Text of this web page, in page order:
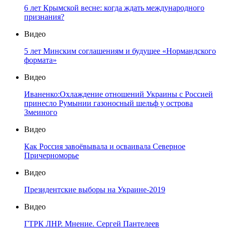
6 лет Крымской весне: когда ждать международного
признания?
Видео
5 лет Минским соглашениям и будущее «Нормандского
формата»
Видео
Иваненко:Охлаждение отношений Украины с Россией
принесло Румынии газоносный шельф у острова
Змеиного
Видео
Как Россия завоёвывала и осваивала Северное
Причерноморье
Видео
Президентские выборы на Украине-2019
Видео
ГТРК ЛНР. Мнение. Сергей Пантелеев